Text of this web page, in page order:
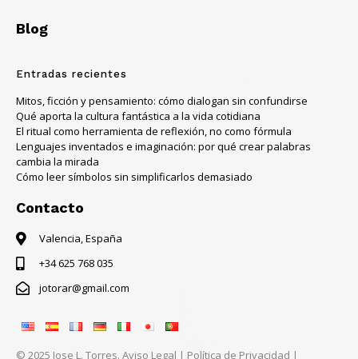
Blog
Entradas recientes
Mitos, ficción y pensamiento: cómo dialogan sin confundirse
Qué aporta la cultura fantástica a la vida cotidiana
El ritual como herramienta de reflexión, no como fórmula
Lenguajes inventados e imaginación: por qué crear palabras
cambia la mirada
Cómo leer símbolos sin simplificarlos demasiado
Contacto
Valencia, España
+34 625 768 035
jotorar@gmail.com
© 2025 Jose L. Torres. Aviso Legal | Política de Privacidad |